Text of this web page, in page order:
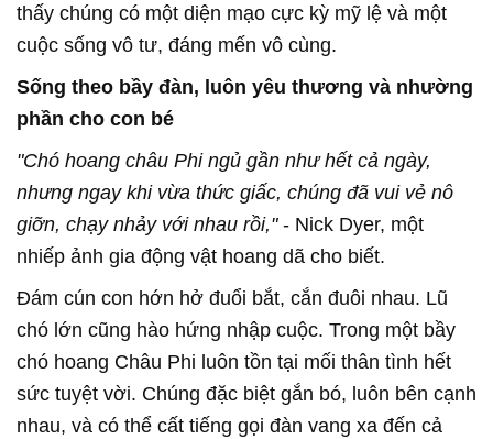
thấy chúng có một diện mạo cực kỳ mỹ lệ và một
cuộc sống vô tư, đáng mến vô cùng.
Sống theo bầy đàn, luôn yêu thương và nhường
phần cho con bé
"Chó hoang châu Phi ngủ gần như hết cả ngày,
nhưng ngay khi vừa thức giấc, chúng đã vui vẻ nô
giỡn, chạy nhảy với nhau rồi,"- Nick Dyer, một
nhiếp ảnh gia động vật hoang dã cho biết.
Đám cún con hớn hở đuổi bắt, cắn đuôi nhau. Lũ
chó lớn cũng hào hứng nhập cuộc. Trong một bầy
chó hoang Châu Phi luôn tồn tại mối thân tình hết
sức tuyệt vời. Chúng đặc biệt gắn bó, luôn bên cạnh
nhau, và có thể cất tiếng gọi đàn vang xa đến cả